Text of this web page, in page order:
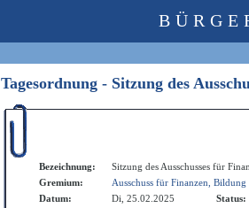
Tagesordnung - Sitzung des
Bezeichnung:
Sitzung des Ausschusses für
Gremium:
Ausschuss für Finanzen,
Datum:
Di, 25.02.2025
Status: